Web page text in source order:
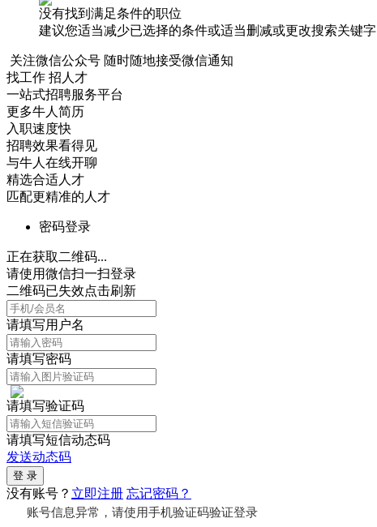
没有找到满足条件的职位
建议您适当减少已选择的条件或适当删减或更改搜索关键字
关注微信公众号 随时随地接受微信通知
找工作 招人才
一站式招聘服务平台
更多牛人简历
入职速度快
招聘效果看得见
与牛人在线开聊
精选合适人才
匹配更精准的人才
密码登录
正在获取二维码...
请使用微信扫一扫登录
二维码已失效点击刷新
请填写用户名
请填写密码
请填写验证码
请填写短信动态码
发送动态码
没有账号？ 立即注册 忘记密码？
账号信息异常，请使用手机验证码验证登录